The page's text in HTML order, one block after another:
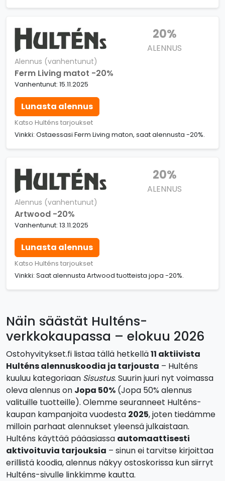
20%
ALENNUS
Alennus (vanhentunut)
Ferm Living matot -20%
Vanhentunut: 15.11.2025
Lunasta alennus
Katso Hulténs tarjoukset
Vinkki: Ostaessasi Ferm Living maton, saat alennusta -20%.
20%
ALENNUS
Alennus (vanhentunut)
Artwood -20%
Vanhentunut: 13.11.2025
Lunasta alennus
Katso Hulténs tarjoukset
Vinkki: Saat alennusta Artwood tuotteista jopa -20%.
Näin säästät Hulténs-
verkkokaupassa – elokuu 2026
Ostohyvitykset.fi listaa tällä hetkellä11 aktiivista
Hulténs alennuskoodia ja tarjousta – Hulténs
kuuluu kategoriaan Sisustus. Suurin juuri nyt voimassa
oleva alennus on Jopa 50% (Jopa 50% alennus
valituille tuotteille). Olemme seuranneet Hulténs-
kaupan kampanjoita vuodesta 2025, joten tiedämme
milloin parhaat alennukset yleensä julkaistaan.
Hulténs käyttää pääasiassa automaattisesti
aktivoituvia tarjouksia – sinun ei tarvitse kirjoittaa
erillistä koodia, alennus näkyy ostoskorissa kun siirryt
Hulténs-sivulle linkkimme kautta.